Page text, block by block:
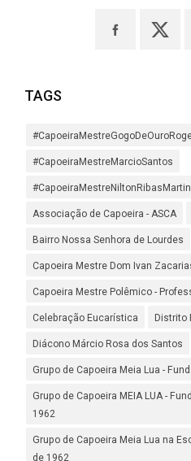
TAGS
#CapoeiraMestreMarcioSantos
Associação de Capoeira - ASCA
Bairro Nossa Senhora de Lourdes
Capoeira Mestre Dom Ivan
Capoeira Mestre Polêmico -
Celebração Eucarística Distrito
Diácono Márcio Rosa dos Santos
Grupo de Capoeira Meia Lua -
Grupo de Capoeira MEIA LUA -
1962
Grupo de Capoeira Meia Lua na
de 1962